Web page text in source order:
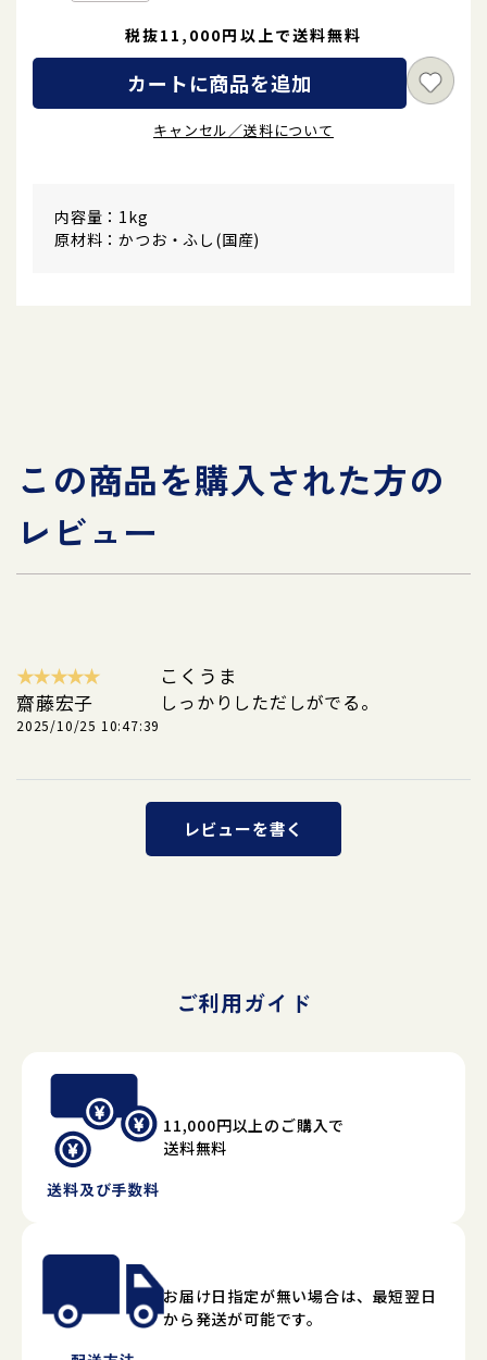
税抜11,000円以上で送料無料
カートに商品を追加
キャンセル／送料について
内容量：1kg
原材料：かつお・ふし(国産)
この商品を購入された方の
レビュー
★★★★★
齋藤宏子
2025/10/25 10:47:39
こくうま
しっかりしただしがでる。
レビューを書く
ご利用ガイド
送料及び手数料
11,000円以上のご購入で
送料無料
お届け日指定が無い場合は、最短翌日
から発送が可能です。